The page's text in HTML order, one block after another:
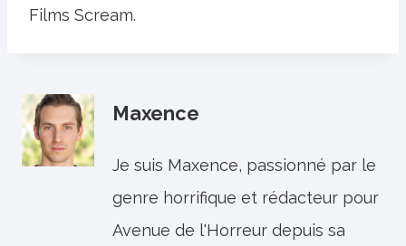
Films Scream.
Maxence
Je suis Maxence, passionné par le
genre horrifique et rédacteur pour
Avenue de l'Horreur depuis sa